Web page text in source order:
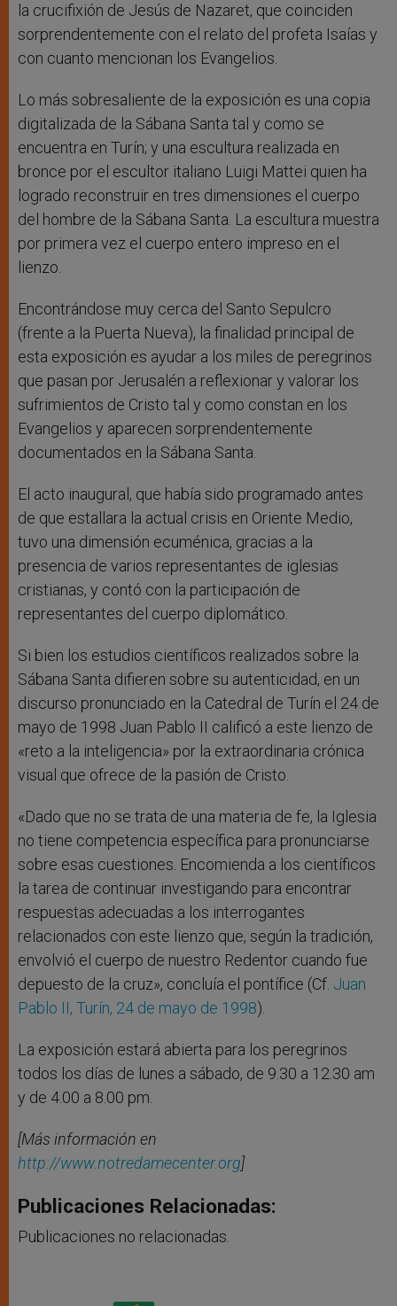
la crucifixión de Jesús de Nazaret, que coinciden
sorprendentemente con el relato del profeta Isaías y
con cuanto mencionan los Evangelios.
Lo más sobresaliente de la exposición es una copia
digitalizada de la Sábana Santa tal y como se
encuentra en Turín; y una escultura realizada en
bronce por el escultor italiano Luigi Mattei quien ha
logrado reconstruir en tres dimensiones el cuerpo
del hombre de la Sábana Santa. La escultura muestra
por primera vez el cuerpo entero impreso en el
lienzo.
Encontrándose muy cerca del Santo Sepulcro
(frente a la Puerta Nueva), la finalidad principal de
esta exposición es ayudar a los miles de peregrinos
que pasan por Jerusalén a reflexionar y valorar los
sufrimientos de Cristo tal y como constan en los
Evangelios y aparecen sorprendentemente
documentados en la Sábana Santa.
El acto inaugural, que había sido programado antes
de que estallara la actual crisis en Oriente Medio,
tuvo una dimensión ecuménica, gracias a la
presencia de varios representantes de iglesias
cristianas, y contó con la participación de
representantes del cuerpo diplomático.
Si bien los estudios científicos realizados sobre la
Sábana Santa difieren sobre su autenticidad, en un
discurso pronunciado en la Catedral de Turín el 24 de
mayo de 1998 Juan Pablo II calificó a este lienzo de
«reto a la inteligencia» por la extraordinaria crónica
visual que ofrece de la pasión de Cristo.
«Dado que no se trata de una materia de fe, la Iglesia
no tiene competencia específica para pronunciarse
sobre esas cuestiones. Encomienda a los científicos
la tarea de continuar investigando para encontrar
respuestas adecuadas a los interrogantes
relacionados con este lienzo que, según la tradición,
envolvió el cuerpo de nuestro Redentor cuando fue
depuesto de la cruz», concluía el pontífice (Cf. Juan
Pablo II, Turín, 24 de mayo de 1998).
La exposición estará abierta para los peregrinos
todos los días de lunes a sábado, de 9.30 a 12.30 am
y de 4.00 a 8.00 pm.
[Más información en
http://www.notredamecenter.org]
Publicaciones Relacionadas:
Publicaciones no relacionadas.